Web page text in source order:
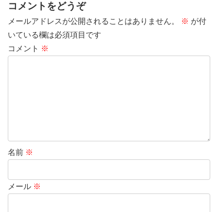
コメントをどうぞ
メールアドレスが公開されることはありません。 ※ が付
いている欄は必須項目です
コメント ※
名前 ※
メール ※